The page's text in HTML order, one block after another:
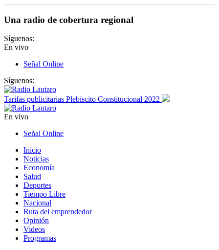
Una radio de cobertura regional
Síguenos:
En vivo
Señal Online
Síguenos:
Tarifas publicitarias Plebiscito Constitucional 2022
En vivo
Señal Online
Inicio
Noticias
Economía
Salud
Deportes
Tiempo Libre
Nacional
Ruta del emprendedor
Opinión
Videos
Programas